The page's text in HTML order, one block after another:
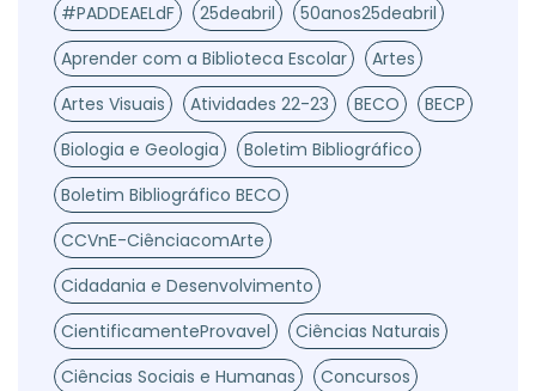
#PADDEAELdF 25deabril
50anos25deabril
Aprender com a Biblioteca Escolar
Artes
Artes Visuais
Atividades 22-23 BECO
BECP
Biologia e Geologia
Boletim Bibliográfico
Boletim Bibliográfico BECO
CCVnE-CiênciacomArte
Cidadania e Desenvolvimento
CientificamenteProvavel
Ciências Naturais
Ciências Sociais e Humanas
Concursos